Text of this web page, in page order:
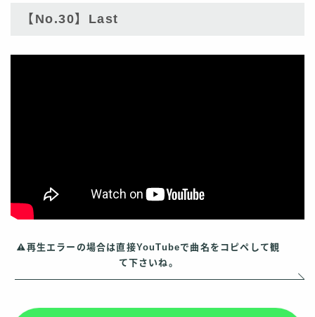
【No.30】Last
再生エラーの場合は直接YouTubeで曲名をコピペして観
て下さいね。